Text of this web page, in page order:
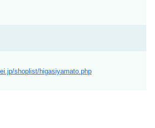
shoplist/higasiyamato.php